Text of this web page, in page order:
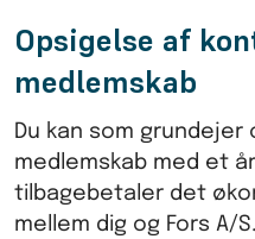
Opsigelse af
medlemskab
Du kan som
medlemskab med et
tilbagebetaler det
mellem dig og Fors A/